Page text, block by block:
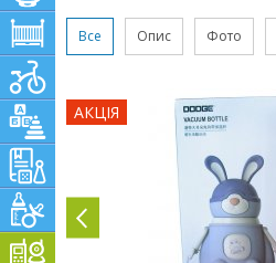
Все Опис Фото
АКЦІЯ